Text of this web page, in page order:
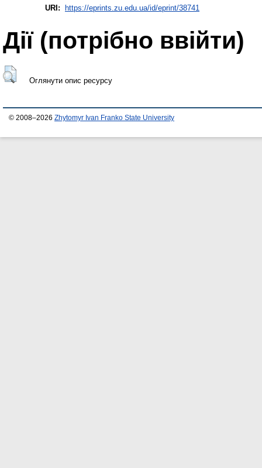
URI:
https://eprints.zu.edu.ua/id/eprint/38741
Дії ​​(потрібно ввійти)
Оглянути опис ресурсу
© 2008–2026 Zhytomyr Ivan Franko State University